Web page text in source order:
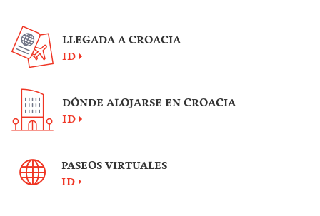
LLEGADA A CROACIA
ID
DÓNDE ALOJARSE EN CROACIA
ID
PASEOS VIRTUALES
ID